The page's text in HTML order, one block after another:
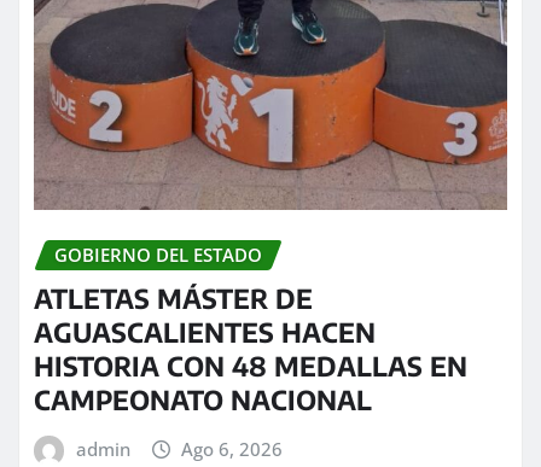
GOBIERNO DEL ESTADO
ATLETAS MÁSTER DE
AGUASCALIENTES HACEN
HISTORIA CON 48 MEDALLAS EN
CAMPEONATO NACIONAL
admin Ago 6, 2026